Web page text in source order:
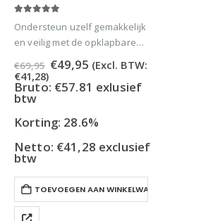
Ondersteun uzelf gemakkelijk
en veilig met de opklapbare
beugel met steunpoot. Door
uw badkameromgeving
toegankelijker en veiliger te
maken, is deze steunbeugel
een voordelig hulpmiddel dat
€69,95 Oorspronkelijke
prijs
was:
€49,95Huidige
prijs
is:
(Excl. BTW:
€41,28)
Bruto: €57.81 exlusief
btw
Korting: 28.6%
Netto: €41,28 exclusief
btw
TOEVOEGEN AAN WINKELWAGEN